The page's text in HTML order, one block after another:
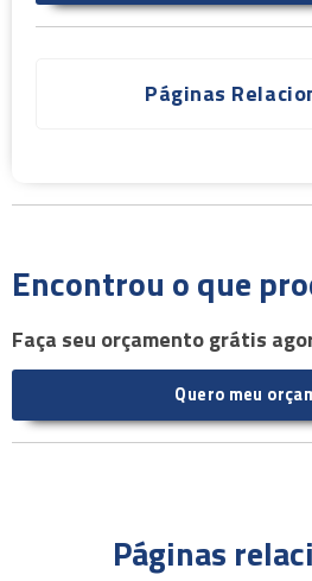
Páginas
Encontrou o que
Faça seu orçamento grátis
Quero meu
Páginas